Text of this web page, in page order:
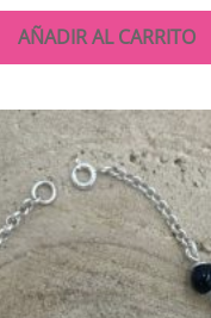
AÑADIR AL CARRITO